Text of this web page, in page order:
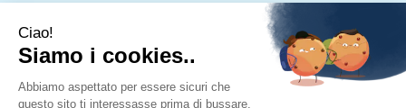
CONTATTI
CONDIZIONI DI VENDITA